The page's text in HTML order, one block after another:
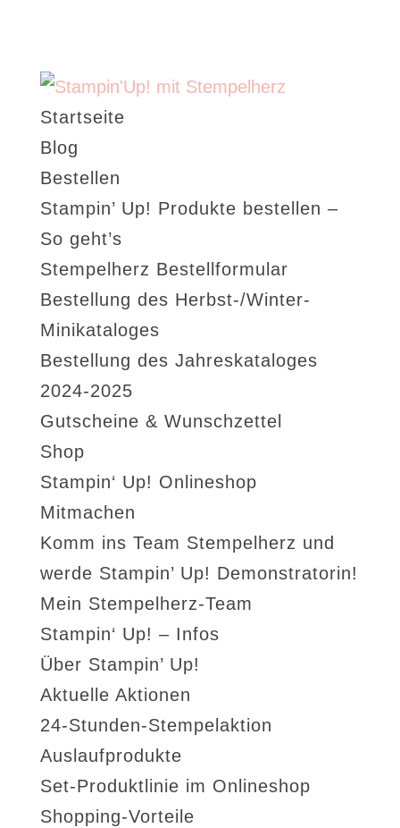
Startseite
Blog
Bestellen
Stampin’ Up! Produkte bestellen –
So geht’s
Stempelherz Bestellformular
Bestellung des Herbst-/Winter-
Minikataloges
Bestellung des Jahreskataloges
2024-2025
Gutscheine & Wunschzettel
Shop
Stampin‘ Up! Onlineshop
Mitmachen
Komm ins Team Stempelherz und
werde Stampin’ Up! Demonstratorin!
Mein Stempelherz-Team
Stampin‘ Up! – Infos
Über Stampin’ Up!
Aktuelle Aktionen
24-Stunden-Stempelaktion
Auslaufprodukte
Set-Produktlinie im Onlineshop
Shopping-Vorteile